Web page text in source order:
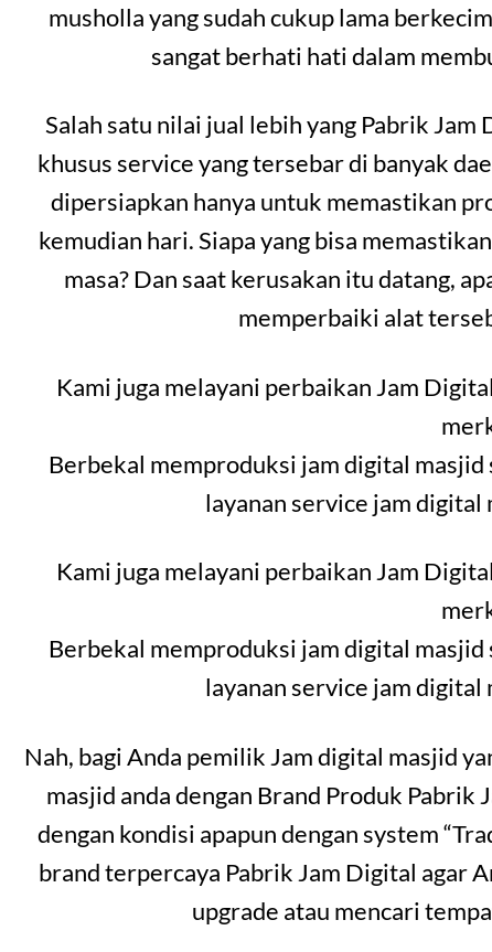
musholla yang sudah cukup lama
sangat berhati hati dalam
Salah satu nilai jual lebih yang Pabrik
khusus service yang tersebar di banyak
dipersiapkan hanya untuk memastikan
kemudian hari. Siapa yang bisa
masa? Dan saat kerusakan itu datang,
memperbaiki alat
Kami juga melayani perbaikan Jam
Berbekal memproduksi jam digital
layanan service jam
Kami juga melayani perbaikan Jam
Berbekal memproduksi jam digital
layanan service jam
Nah, bagi Anda pemilik Jam digital masjid
masjid anda dengan Brand Produk
dengan kondisi apapun dengan system
brand terpercaya Pabrik Jam Digital agar
upgrade atau mencari